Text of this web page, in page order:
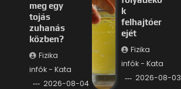
meg egy
tojás
zuhanás
közben?
Fizika
infók - Kata
2026-08-04
k
felhajtóer
ejét
Fizika
infók - Kata
2026-08-03